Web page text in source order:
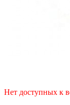
Нет доступных к